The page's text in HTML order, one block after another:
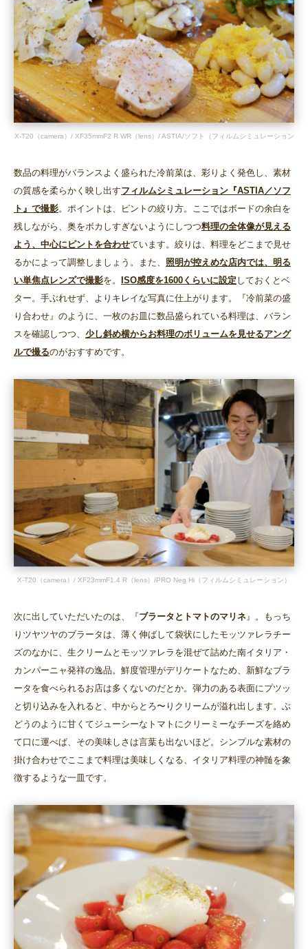
X-T20（camera）/ XF35mmF2 R WR（lens）/ ASTIA/ソフト（フィルムシミュレーション
数品の料理がバランスよく盛られた冷前菜は、彩りよく発色し、素材
の質感を柔らかく映し出すフィルムシミュレーション『ASTIA／ソフ
ト』で撮影。ポイントは、ピントの絞り方。ここではボードの余白を
残しながら、奥をボカしすぎないようにしつつ料理の全体像が見える
よう、中心にピントを合わせています。絞りは、料理をどこまで見せ
るかによって調整しましょう。また、 照明が控えめな店内では、明る
い単焦点レンズで撮影を。 ISO感度を1600くらいに設定 しておくとベ
ター。手ぶれせず、よりキレイな写真に仕上がります。『冷前菜の盛
り合わせ』のように、一枚のお皿に数品盛られている料理は、バラン
スを確認しつつ、 少し斜め横からお料理のボリュームを見せるアング
ルで撮るのがおすすめです。
X-T20（camera）/ XF23mmF1.4 R（lens）/PRO Neg Hi（フィルムシミュレーション）
次に出していただいたのは、『ブラータとトマトのマリネ 』。もっち
りツヤツヤのブラータは、薄く伸ばして袋状にしたモッツァレラチー
ズのなかに、生クリームとモッツァレラを混ぜて詰めた南イタリア・
カンパーニャ発祥の逸品。鮮度管理がデリケートなため、新鮮なブラ
ータを食べられるお店は多くないのだとか。弾力のある表面にプツッ
と切り込みを入れると、中からとろ〜りクリームが溢れ出します。ぶ
どうのように甘くてジューシーなトマトにクリーミーなチーズを絡め
て口に運べば、その美味しさは言葉も出ないほど。シンプルな素材の
掛け合わせでここまで料理は美味しくなる、イタリア料理の神髄を象
徴するような一皿です。